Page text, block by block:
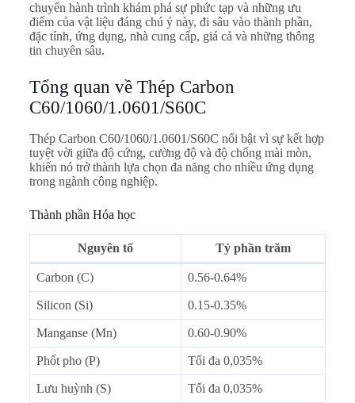
chuyến hành trình khám phá sự phức tạp và những ưu
điểm của vật liệu đáng chú ý này, đi sâu vào thành phần,
đặc tính, ứng dụng, nhà cung cấp, giá cả và những thông
tin chuyên sâu.
Tổng quan về Thép Carbon
C60/1060/1.0601/S60C
Thép Carbon C60/1060/1.0601/S60C nổi bật vì sự kết hợp
tuyệt vời giữa độ cứng, cường độ và độ chống mài mòn,
khiến nó trở thành lựa chọn đa năng cho nhiều ứng dụng
trong ngành công nghiệp.
Thành phần Hóa học
Nguyên tố Tỷ phần trăm
Carbon (C) 0.56-0.64%
Silicon (Si) 0.15-0.35%
Manganse (Mn) 0.60-0.90%
Phốt pho (P) Tối đa 0,035%
Lưu huỳnh (S) Tối đa 0,035%